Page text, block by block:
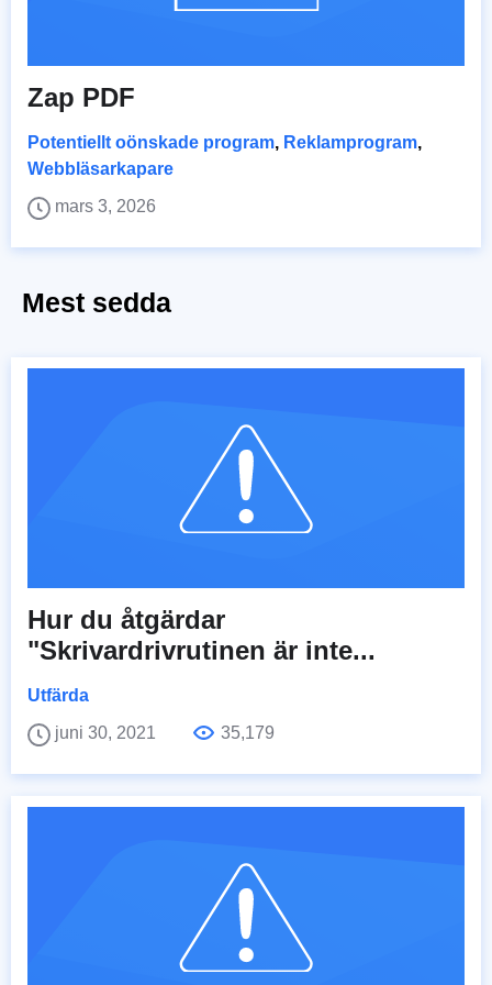
Zap PDF
Potentiellt oönskade program, Reklamprogram,
Webbläsarkapare
mars 3, 2026
Mest sedda
Hur du åtgärdar
"Skrivardrivrutinen är inte...
Utfärda
juni 30, 2021
35,179